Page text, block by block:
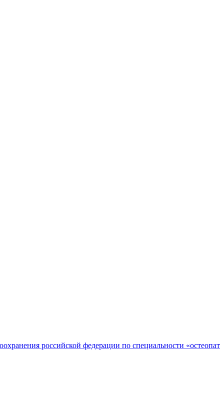
российской федерации по специальности